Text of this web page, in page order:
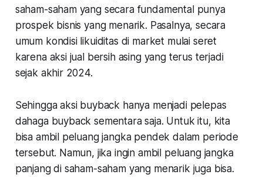
saham-saham yang secara fundamental punya
prospek bisnis yang menarik. Pasalnya, secara
umum kondisi likuiditas di market mulai seret
karena aksi jual bersih asing yang terus terjadi
sejak akhir 2024.
Sehingga aksi buyback hanya menjadi pelepas
dahaga buyback sementara saja. Untuk itu, kita
bisa ambil peluang jangka pendek dalam periode
tersebut. Namun, jika ingin ambil peluang jangka
panjang di saham-saham yang menarik juga bisa.